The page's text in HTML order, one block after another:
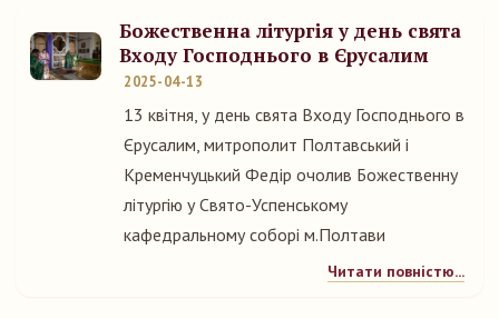
Божественна літургія у день свята
Входу Господнього в Єрусалим
2025-04-13
13 квітня, у день свята Входу Господнього в
Єрусалим, митрополит Полтавський і
Кременчуцький Федір очолив Божественну
літургію у Свято-Успенському
кафедральному соборі м.Полтави
Читати повністю...